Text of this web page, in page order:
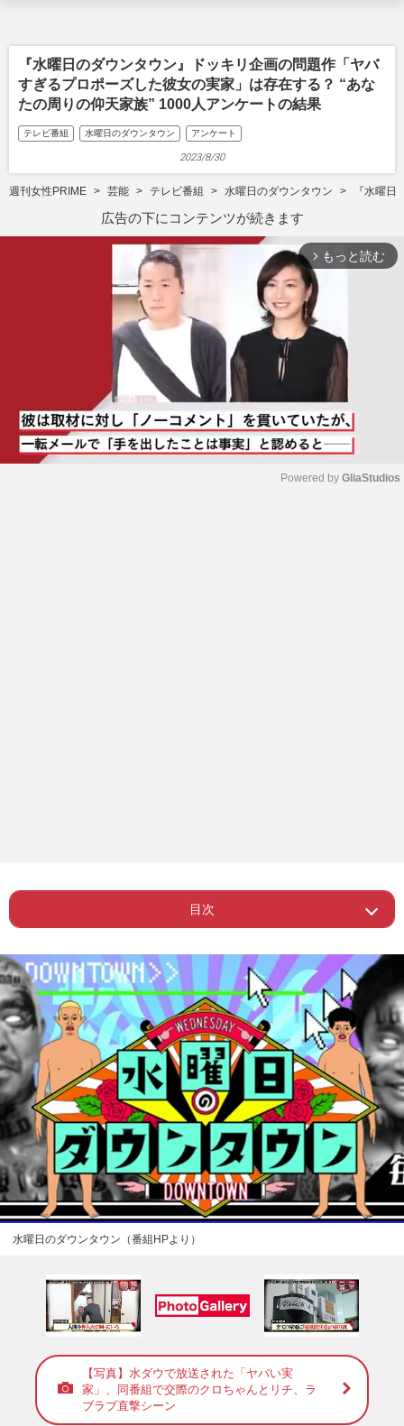
『水曜日のダウンタウン』ドッキリ企画の問題作「ヤバ
すぎるプロポーズした彼女の実家」は存在する？ “あな
たの周りの仰天家族” 1000人アンケートの結果
テレビ番組 水曜日のダウンタウン アンケート
2023/8/30
週刊女性PRIME 芸能 テレビ番組 水曜日のダウンタウン 『水曜
広告の下にコンテンツが続きます
arrow_forward_ios もっと読む
Powered by GliaStudios
目次
Page 1
ー 家の外壁の周りに“大量のたぬきの置
物”
Page 2
ー サビだけを毎日6時間、フルートで繰
り返し演奏し続ける家
水曜日のダウンタウン（番組HPより）
【写真】水ダウで放送された「ヤバい実
家」、同番組で交際のクロちゃんとリチ、ラ
ブラブ直撃シーン